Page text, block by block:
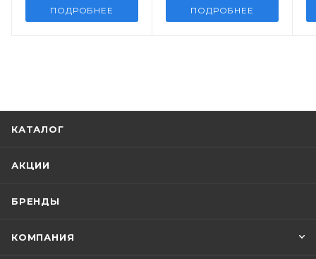
ПОДРОБНЕЕ ПОДРОБНЕЕ
КАТАЛОГ
АКЦИИ
БРЕНДЫ
КОМПАНИЯ